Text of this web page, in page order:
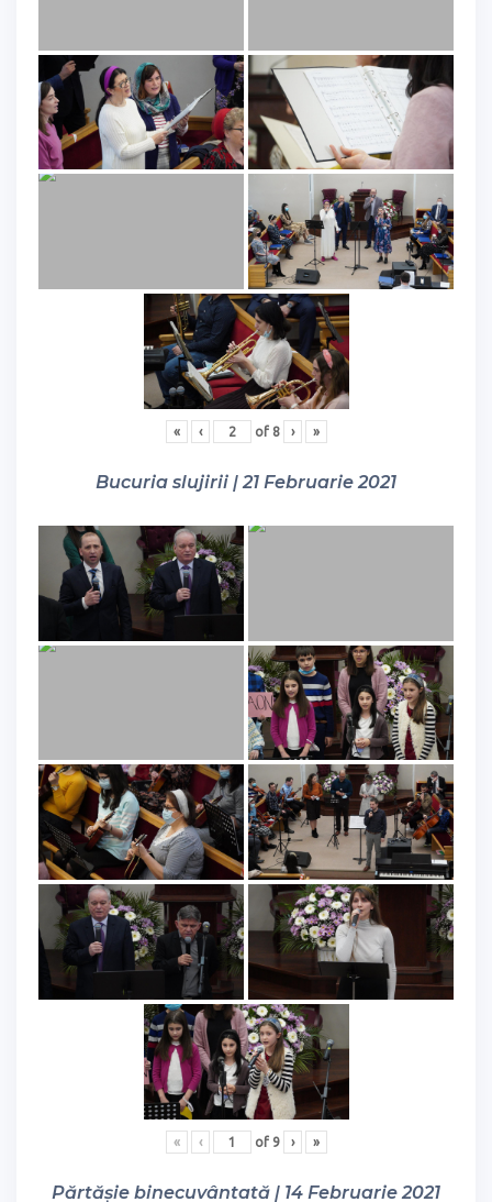
« ‹ of 8 › »
Bucuria slujirii | 21 Februarie 2021
« ‹ of 9 › »
Părtășie binecuvântată | 14 Februarie 2021